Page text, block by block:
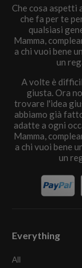
Che cosa aspetti
che fa per te
qualsiasi
Mamma,
a chi vuoi bene
un
A volte è
giusta. Ora
trovare l'idea
abbiamo già
adatte a ogni
Mamma,
a chi vuoi bene
un
Everything
All